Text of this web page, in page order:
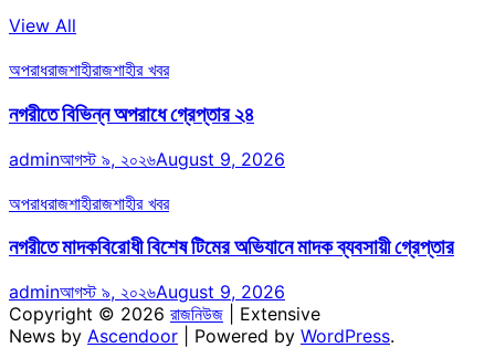
View All
অপরাধরাজশাহীরাজশাহীর খবর
নগরীতে বিভিন্ন অপরাধে গ্রেপ্তার ২৪
adminআগস্ট ৯, ২০২৬August 9, 2026
অপরাধরাজশাহীরাজশাহীর খবর
নগরীতে মাদকবিরোধী বিশেষ টিমের অভিযানে মাদক ব্যবসায়ী গ্রেপ্তার
adminআগস্ট ৯, ২০২৬August 9, 2026
Copyright © 2026 রাজনিউজ | Extensive
News by Ascendoor | Powered by WordPress.